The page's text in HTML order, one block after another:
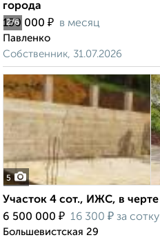
2/6
города
150 000 ₽ в месяц
Павленко
Собственник, 31.07.2026
5
Участок 4 сот., ИЖС, в черте
6 500 000 ₽ 16 300 ₽ за сотку
Большевистская 29